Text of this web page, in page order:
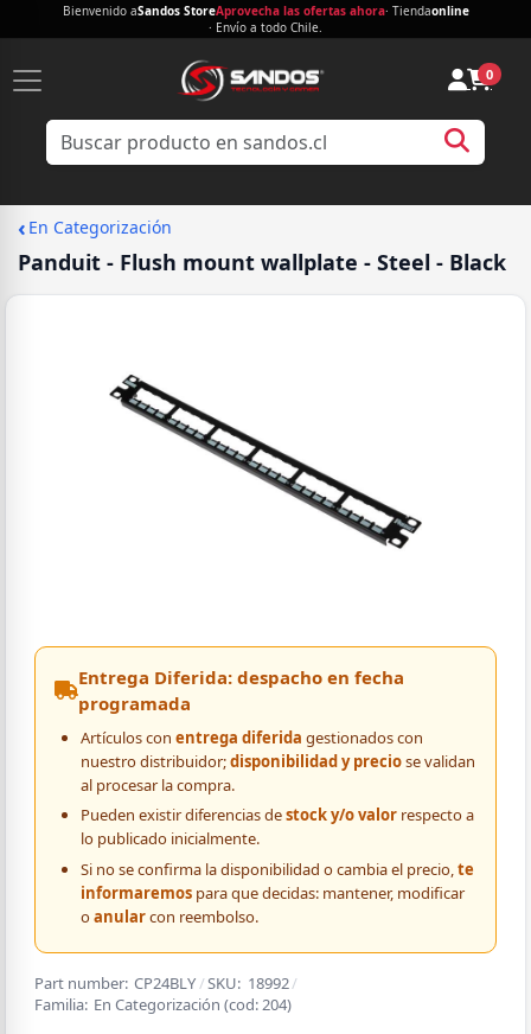
Bienvenido aSandos StoreAprovecha las ofertas ahora· Tiendaonline
· Envío a todo Chile.
0
‹ En Categorización
Panduit - Flush mount wallplate - Steel - Black
Entrega Diferida: despacho en fecha
programada
Artículos con entrega diferida gestionados con
nuestro distribuidor;disponibilidad y preciose validan
al procesar la compra.
Pueden existir diferencias destock y/o valorrespecto a
lo publicado inicialmente.
Si no se confirma la disponibilidad o cambia el precio,te
informaremospara que decidas: mantener, modificar
oanularcon reembolso.
Part number: CP24BLY /SKU: 18992/
Familia: En Categorización (cod: 204)